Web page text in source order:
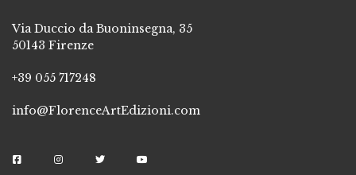
Via Duccio da Buoninsegna, 35
50143 Firenze
+39 055 717248
info@FlorenceArtEdizioni.com